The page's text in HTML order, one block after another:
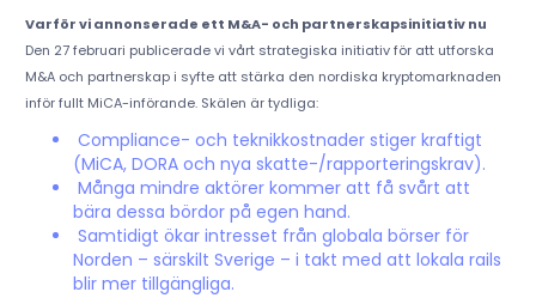
Varför vi annonserade ett M&A- och partnerskapsinitiativ nu
Den 27 februari publicerade vi vårt strategiska initiativ för att utforska
M&A och partnerskap i syfte att stärka den nordiska kryptomarknaden
inför fullt MiCA-införande. Skälen är tydliga:
Compliance- och teknikkostnader stiger kraftigt
(MiCA, DORA och nya skatte-/rapporteringskrav).
Många mindre aktörer kommer att få svårt att
bära dessa bördor på egen hand.
Samtidigt ökar intresset från globala börser för
Norden – särskilt Sverige – i takt med att lokala rails
blir mer tillgängliga.